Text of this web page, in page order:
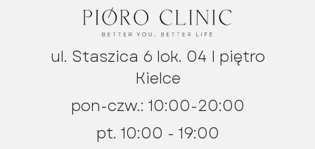
ul. Staszica 6 lok. 04 I piętro
Kielce
pon-czw.: 10:00-20:00
pt. 10:00 - 19:00